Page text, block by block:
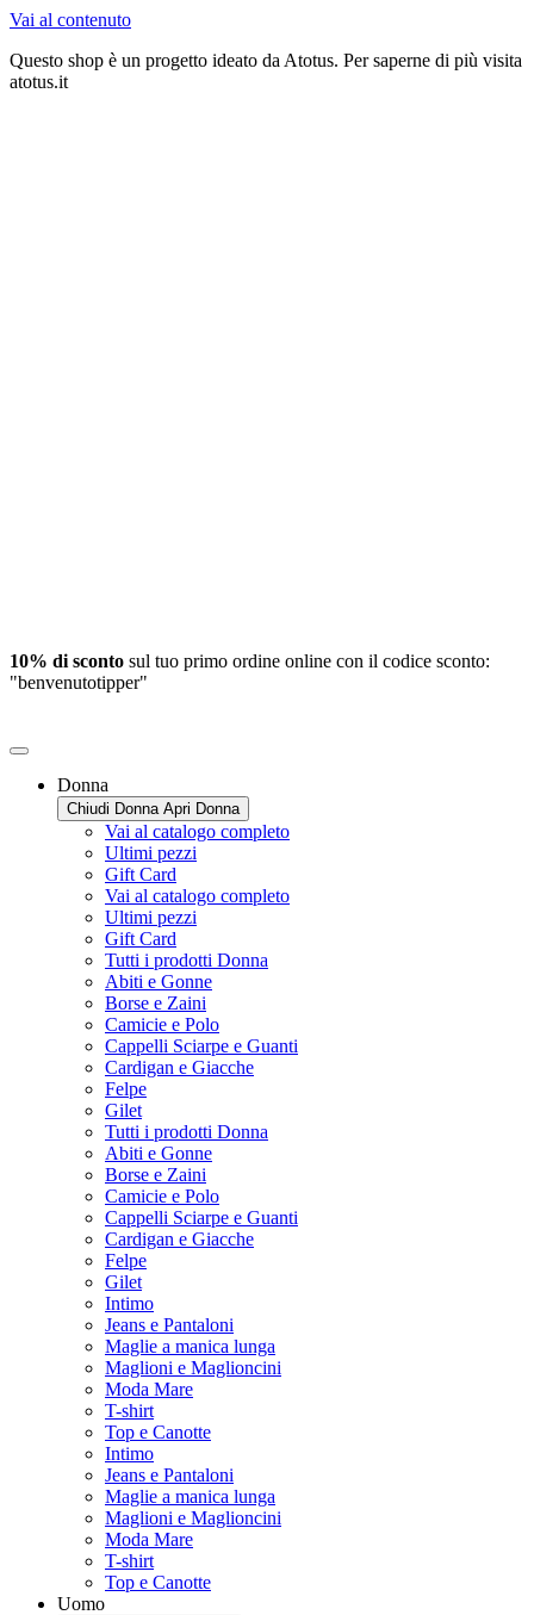
Vai al contenuto
Questo shop è un progetto ideato da Atotus. Per saperne di più visita
atotus.it
10% di sconto sul tuo primo ordine online con il codice sconto:
"benvenutotipper"
Donna
Chiudi Donna Apri Donna
Vai al catalogo completo
Ultimi pezzi
Gift Card
Vai al catalogo completo
Ultimi pezzi
Gift Card
Tutti i prodotti Donna
Abiti e Gonne
Borse e Zaini
Camicie e Polo
Cappelli Sciarpe e Guanti
Cardigan e Giacche
Felpe
Gilet
Tutti i prodotti Donna
Abiti e Gonne
Borse e Zaini
Camicie e Polo
Cappelli Sciarpe e Guanti
Cardigan e Giacche
Felpe
Gilet
Intimo
Jeans e Pantaloni
Maglie a manica lunga
Maglioni e Maglioncini
Moda Mare
T-shirt
Top e Canotte
Intimo
Jeans e Pantaloni
Maglie a manica lunga
Maglioni e Maglioncini
Moda Mare
T-shirt
Top e Canotte
Uomo